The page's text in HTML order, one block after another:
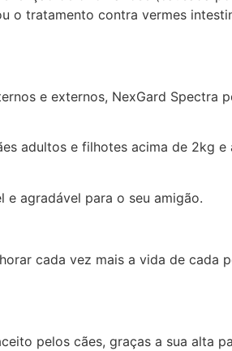
o tratamento contra vermes
e externos, NexGard Spectra
adultos e filhotes acima de 2kg
agradável para o seu amigão.
cada vez mais a vida de cada
pelos cães, graças a sua alta